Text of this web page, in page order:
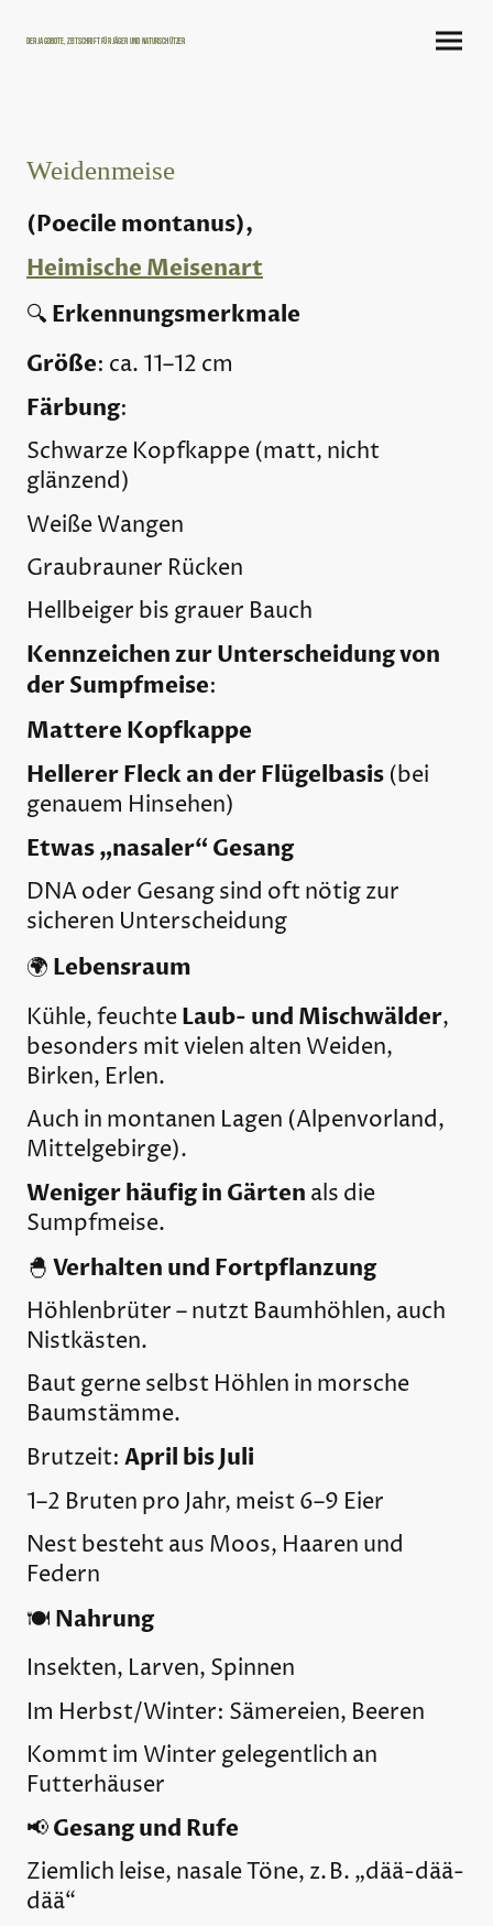
Der Jagdbote, Zeitschrift für Jäger und Naturschützer
Weidenmeise
(Poecile montanus),
Heimische Meisenart
🔍 Erkennungsmerkmale
Größe: ca. 11–12 cm
Färbung:
Schwarze Kopfkappe (matt, nicht
glänzend)
Weiße Wangen
Graubrauner Rücken
Hellbeiger bis grauer Bauch
Kennzeichen zur Unterscheidung von
der Sumpfmeise:
Mattere Kopfkappe
Hellerer Fleck an der Flügelbasis (bei
genauem Hinsehen)
Etwas „nasaler“ Gesang
DNA oder Gesang sind oft nötig zur
sicheren Unterscheidung
🌍 Lebensraum
Kühle, feuchteLaub- und Mischwälder,
besonders mit vielen alten Weiden,
Birken, Erlen.
Auch in montanen Lagen (Alpenvorland,
Mittelgebirge).
Weniger häufig in Gärten als die
Sumpfmeise.
🐣 Verhalten und Fortpflanzung
Höhlenbrüter – nutzt Baumhöhlen, auch
Nistkästen.
Baut gerne selbst Höhlen in morsche
Baumstämme.
Brutzeit: April bis Juli
1–2 Bruten pro Jahr, meist 6–9 Eier
Nest besteht aus Moos, Haaren und
Federn
🍽️ Nahrung
Insekten, Larven, Spinnen
Im Herbst/Winter: Sämereien, Beeren
Kommt im Winter gelegentlich an
Futterhäuser
📢Gesang und Rufe
Ziemlich leise, nasale Töne, z. B. „dää-dää-
dää“